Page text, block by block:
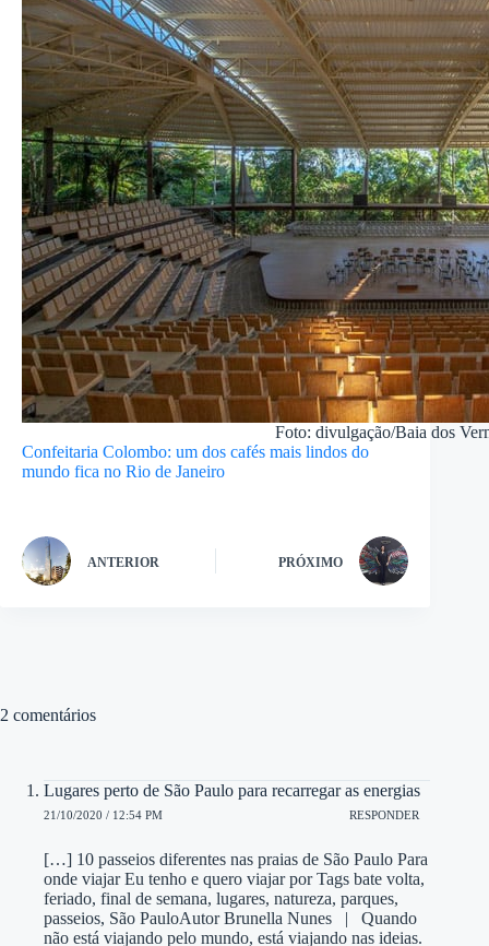
Foto: divulgação/Baia dos
Confeitaria Colombo: um dos cafés mais lindos do
mundo fica no Rio de Janeiro
ANTERIOR PRÓXIMO
2 comentários
Lugares perto de São Paulo para recarregar as energias
21/10/2020 / 12:54 PM RESPONDER
[…] 10 passeios diferentes nas praias de São Paulo Para
onde viajar Eu tenho e quero viajar por Tags bate volta,
feriado, final de semana, lugares, natureza, parques,
passeios, São PauloAutor Brunella Nunes | Quando
não está viajando pelo mundo, está viajando nas ideias.